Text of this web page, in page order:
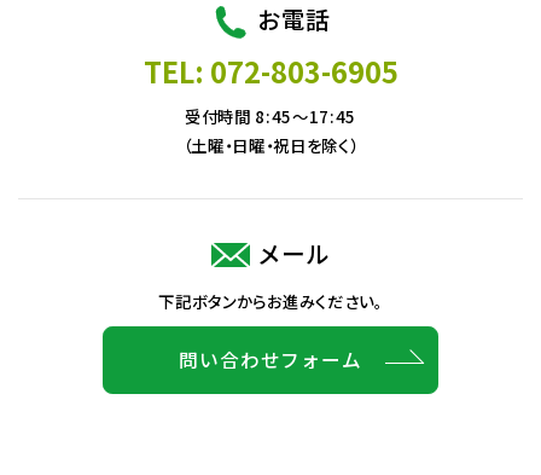
お電話
TEL: 072-803-6905
受付時間 8:45～17:45
（土曜・日曜・祝日を除く）
メール
下記ボタンからお進みください。
問い合わせフォーム